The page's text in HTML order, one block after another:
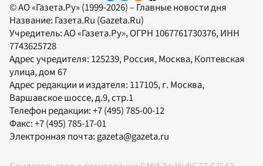
© АО «Газета.Ру» (1999-2026) – Главные новости дня
Название: Газета.Ru (Gazeta.Ru)
Учредитель:АО «Газета.Ру», ОГРН 1067761730376, ИНН
7743625728
Адрес учредителя: 125239, Россия, Москва, Коптевская
улица, дом 67
Адрес редакции и издателя: 117105, г. Москва,
Варшавское шоссе, д.9, стр.1
Телефон редакции:+7 (495) 785-00-12
Факс:+7 (495) 785-17-01
Электронная почта:gazeta@gazeta.ru